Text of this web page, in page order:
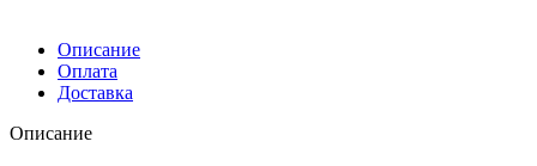
Описание
Оплата
Доставка
Описание